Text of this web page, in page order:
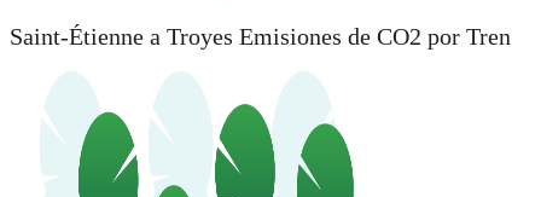
Saint-Étienne a Troyes Emisiones de CO2 por Tren